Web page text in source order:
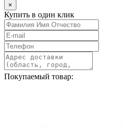
×
Купить в один клик
Покупаемый товар: